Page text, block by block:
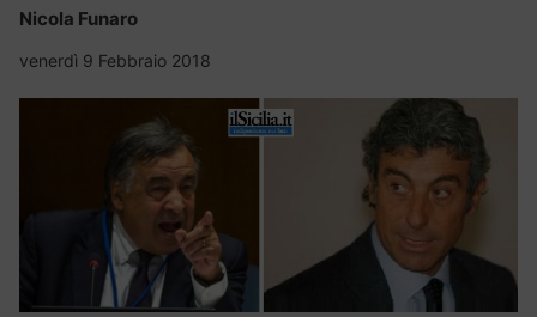
Nicola Funaro
venerdì 9 Febbraio 2018